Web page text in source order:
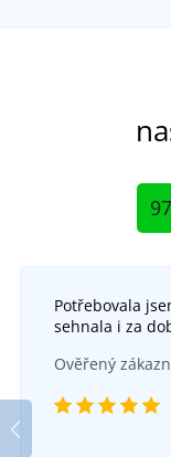
Funkční
Potřebovala
sehnala i za
Ověřený